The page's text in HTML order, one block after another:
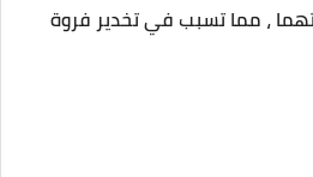
، مما تسبب في تخدير فروة